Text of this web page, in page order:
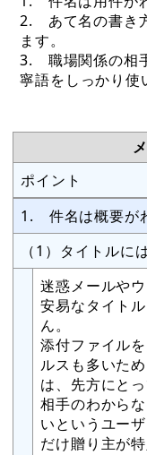
2. あて名の書き
ます。
3. 職場関係の相
寧語をしっかり
ポイント
1. 件名は概要が
（1）タイトルに
迷惑メールや
安易なタイト
ん。
添付ファイル
ルスも多いた
は、先方にと
相手のわから
いというユー
だけ贈り主が